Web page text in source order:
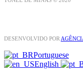
DESENVOLVIDO POR
Portuguese
English